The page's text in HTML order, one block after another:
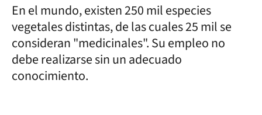
En el mundo, existen 250 mil especies
vegetales distintas, de las cuales 25 mil se
consideran "medicinales". Su empleo no
debe realizarse sin un adecuado
conocimiento.